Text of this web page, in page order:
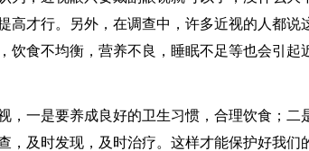
高才行。另外，在调查中，许多近视的人都说
饮食不均衡，营养不良，睡眠不足等也会引起
，一是要养成良好的卫生习惯，合理饮食；二
，及时发现，及时治疗。这样才能保护好我们